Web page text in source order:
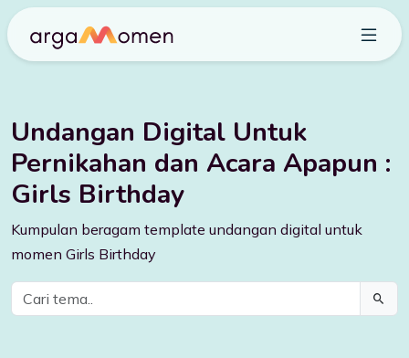
Undangan Digital Untuk
Pernikahan dan Acara Apapun :
Girls Birthday
Kumpulan beragam template undangan digital untuk
momen Girls Birthday